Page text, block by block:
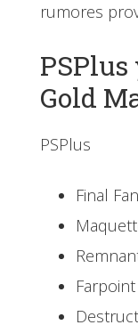
rumores
Gold
PSPlus
Final
Farpoint